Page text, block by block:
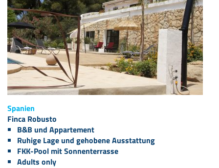
Spanien
Finca Robusto
B&B und Appartement
Ruhige Lage und gehobene Ausstattung
FKK-Pool mit Sonnenterrasse
Adults only